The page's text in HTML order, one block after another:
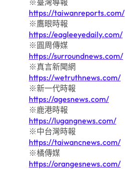
※臺灣導報
https://taiwanreports.com/
※鷹眼時報
https://eagleeyedaily.com/
※圓周傳媒
https://surroundnews.com/
※真言新聞網
https://wetruthnews.com/
※新一代時報
https://agesnews.com/
※鹿港時報
https://lugangnews.com/
※中台灣時報
https://taiwancnews.com/
※橘傳媒
https://orangesnews.com/